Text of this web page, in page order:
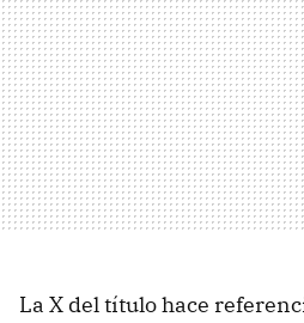
La X del título hace